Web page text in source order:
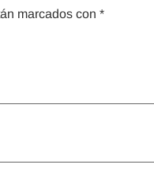
marcados con *